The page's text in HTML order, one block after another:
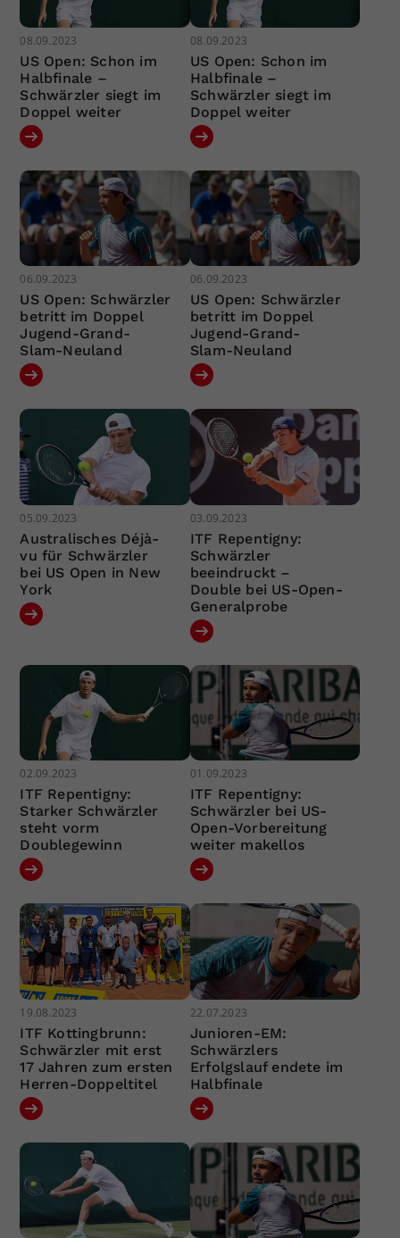
08.09.2023
US Open: Schon im
Halbfinale –
Schwärzler siegt im
Doppel weiter
08.09.2023
US Open: Schon im
Halbfinale –
Schwärzler siegt im
Doppel weiter
06.09.2023
US Open: Schwärzler
betritt im Doppel
Jugend-Grand-
Slam-Neuland
06.09.2023
US Open: Schwärzler
betritt im Doppel
Jugend-Grand-
Slam-Neuland
05.09.2023
Australisches Déjà-
vu für Schwärzler
bei US Open in New
York
03.09.2023
ITF Repentigny:
Schwärzler
beeindruckt –
Double bei US-Open-
Generalprobe
02.09.2023
ITF Repentigny:
Starker Schwärzler
steht vorm
Doublegewinn
01.09.2023
ITF Repentigny:
Schwärzler bei US-
Open-Vorbereitung
weiter makellos
19.08.2023
ITF Kottingbrunn:
Schwärzler mit erst
17 Jahren zum ersten
Herren-Doppeltitel
22.07.2023
Junioren-EM:
Schwärzlers
Erfolgslauf endete im
Halbfinale